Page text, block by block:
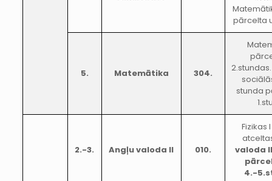
pārcelta
5. Matemātika 304.
stunda
2.-3. Angļu valoda II 010.
Fizikas
valoda
4.-